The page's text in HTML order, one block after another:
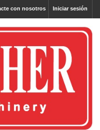
Iniciar sesión
con nosotros